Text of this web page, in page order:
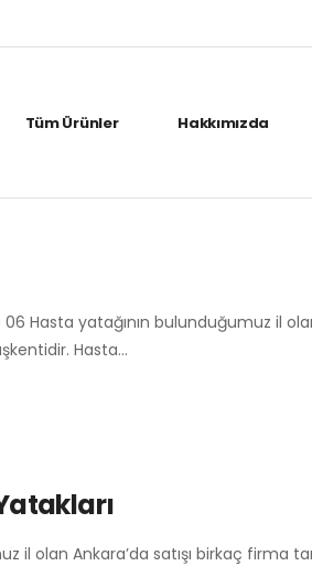
Tüm Ürünler Hakkımızda
Hasta yatağının bulunduğumuz il
Hasta…
il olan Ankara’da satışı birkaç firma